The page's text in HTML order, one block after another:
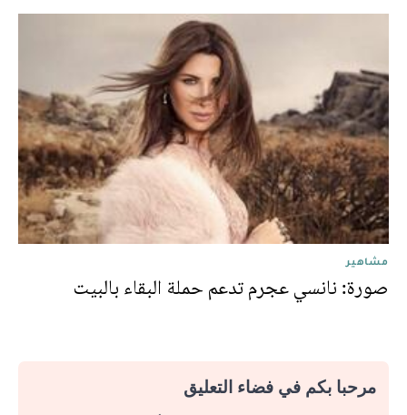
مشاهير
صورة: نانسي عجرم تدعم حملة البقاء بالبيت
مرحبا بكم في فضاء التعليق